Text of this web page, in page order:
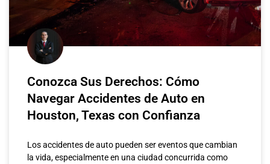
Conozca Sus Derechos: Cómo
Navegar Accidentes de Auto en
Houston, Texas con Confianza
Los accidentes de auto pueden ser eventos que cambian
la vida, especialmente en una ciudad concurrida como